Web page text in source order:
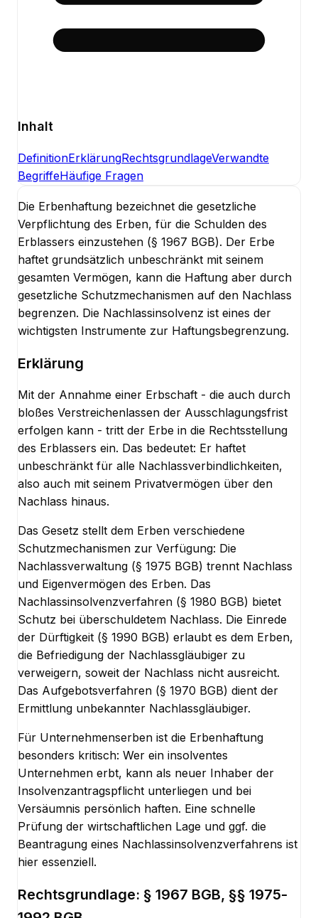
Inhalt
DefinitionErklärungRechtsgrundlageVerwandte
BegriffeHäufige Fragen
Die Erbenhaftung bezeichnet die gesetzliche
Verpflichtung des Erben, für die Schulden des
Erblassers einzustehen (§ 1967 BGB). Der Erbe
haftet grundsätzlich unbeschränkt mit seinem
gesamten Vermögen, kann die Haftung aber durch
gesetzliche Schutzmechanismen auf den Nachlass
begrenzen. Die Nachlassinsolvenz ist eines der
wichtigsten Instrumente zur Haftungsbegrenzung.
Erklärung
Mit der Annahme einer Erbschaft - die auch durch
bloßes Verstreichenlassen der Ausschlagungsfrist
erfolgen kann - tritt der Erbe in die Rechtsstellung
des Erblassers ein. Das bedeutet: Er haftet
unbeschränkt für alle Nachlassverbindlichkeiten,
also auch mit seinem Privatvermögen über den
Nachlass hinaus.
Das Gesetz stellt dem Erben verschiedene
Schutzmechanismen zur Verfügung: Die
Nachlassverwaltung (§ 1975 BGB) trennt Nachlass
und Eigenvermögen des Erben. Das
Nachlassinsolvenzverfahren (§ 1980 BGB) bietet
Schutz bei überschuldetem Nachlass. Die Einrede
der Dürftigkeit (§ 1990 BGB) erlaubt es dem Erben,
die Befriedigung der Nachlassgläubiger zu
verweigern, soweit der Nachlass nicht ausreicht.
Das Aufgebotsverfahren (§ 1970 BGB) dient der
Ermittlung unbekannter Nachlassgläubiger.
Für Unternehmenserben ist die Erbenhaftung
besonders kritisch: Wer ein insolventes
Unternehmen erbt, kann als neuer Inhaber der
Insolvenzantragspflicht unterliegen und bei
Versäumnis persönlich haften. Eine schnelle
Prüfung der wirtschaftlichen Lage und ggf. die
Beantragung eines Nachlassinsolvenzverfahrens ist
hier essenziell.
Rechtsgrundlage: § 1967 BGB, §§ 1975-